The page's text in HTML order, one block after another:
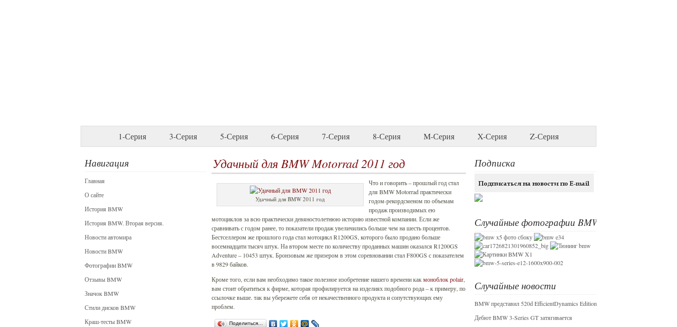
1-Серия 3-Серия 5-Серия 6-Серия 7-Серия 8-Серия M-Серия X-Серия Z-Серия
Навигация
Главная
О сайте
История BMW
История BMW. Вторая версия.
Новости автомира
Новости BMW
Фотографии BMW
Отзывы BMW
Значок BMW
Стили дисков BMW
Краш-тесты BMW
Подписка
Случайные фотографии BMW
Случайные новости
BMW представил 520d EfficientDynamics Edition
Дебют BMW 3-Series GT затягивается
Удачный для BMW Motorrad 2011 год
Удачный для BMW 2011 год
Что и говорить – прошлый год стал
для BMW Motorrad практически
годом-рекордсменом по объемам
продаж производимых ею
мотоциклов за всю практически девяностолетнюю историю известной компании. Если же
сравнивать с годом ранее, то показатели продаж увеличились больше чем на шесть процентов.
Бестселлером же прошлого года стал мотоцикл R1200GS, которого было продано больше
восемнадцати тысяч штук. На втором месте по количеству проданных машин оказался R1200GS
Adventure – 10453 штук. Бронзовым же призером в этом соревновании стал F800GS с показателем
в 9829 байков.
Кроме того, если вам необходимо такое полезное изобретение нашего времени какмоноблок polair,
вам стоит обратиться к фирме, которая профилируется на изделиях подобного рода – к примеру, по
ссылочке выше. так вы убережете себя от некачественного продукта и сопутствующих ему
проблем.
Поделиться…